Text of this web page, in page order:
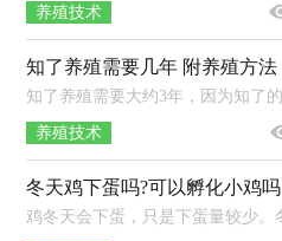
养殖技术
知了养殖需要几年 附养殖方法
养殖技术
冬天鸡下蛋吗?可以孵化小鸡吗